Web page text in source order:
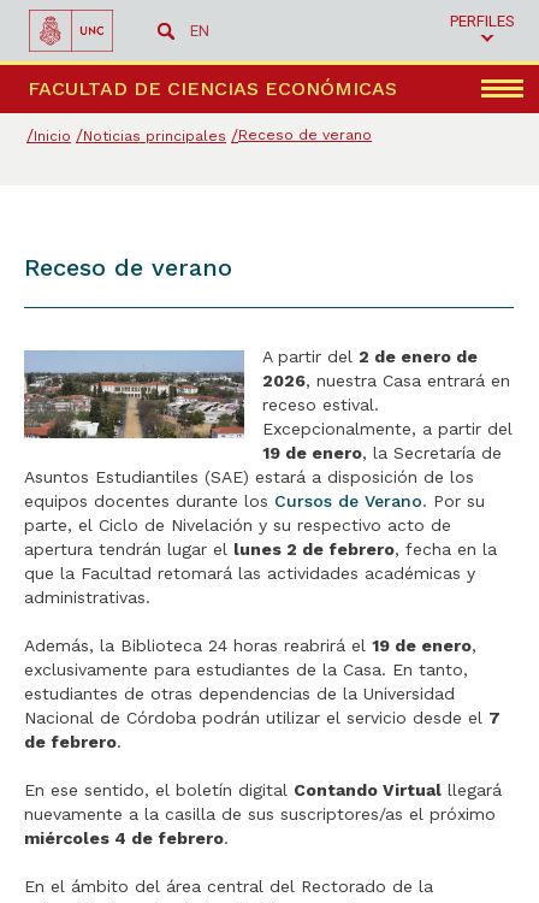
EN
PERFILES
FACULTAD DE CIENCIAS ECONÓMICAS
Menú
Inicio Noticias principales Receso de verano
Receso de verano
A partir del 2 de enero de
2026, nuestra Casa entrará en
receso estival.
Excepcionalmente, a partir del
19 de enero, la Secretaría de
Asuntos Estudiantiles (SAE) estará a disposición de los
equipos docentes durante los Cursos de Verano. Por su
parte, el Ciclo de Nivelación y su respectivo acto de
apertura tendrán lugar el lunes 2 de febrero, fecha en la
que la Facultad retomará las actividades académicas y
administrativas.
Además, la Biblioteca 24 horas reabrirá el 19 de enero,
exclusivamente para estudiantes de la Casa. En tanto,
estudiantes de otras dependencias de la Universidad
Nacional de Córdoba podrán utilizar el servicio desde el 7
de febrero.
En ese sentido, el boletín digital Contando Virtual llegará
nuevamente a la casilla de sus suscriptores/as el próximo
miércoles 4 de febrero.
En el ámbito del área central del Rectorado de la